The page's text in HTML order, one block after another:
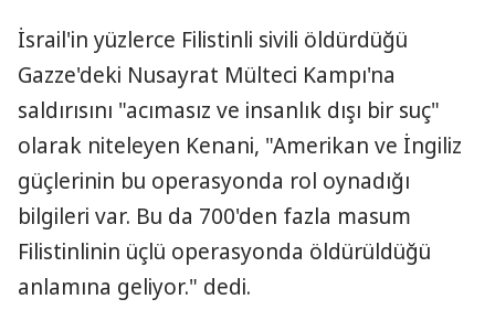
İsrail'in yüzlerce Filistinli sivili öldürdüğü
Gazze'deki Nusayrat Mülteci Kampı'na
saldırısını "acımasız ve insanlık dışı bir suç"
olarak niteleyen Kenani, "Amerikan ve İngiliz
güçlerinin bu operasyonda rol oynadığı
bilgileri var. Bu da 700'den fazla masum
Filistinlinin üçlü operasyonda öldürüldüğü
anlamına geliyor." dedi.